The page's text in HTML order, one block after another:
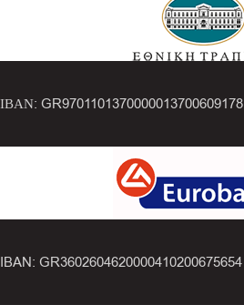
ΙΒΑΝ: GR9701101370000013700609178
IBAN: GR3602604620000410200675654